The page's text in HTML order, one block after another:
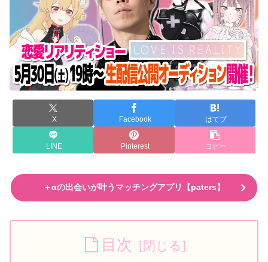
X Facebook はてブ
LINE Pinterest コピー
＋αの出会いが叶うマッチングアプリ【paters】
目次